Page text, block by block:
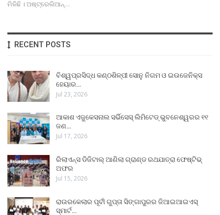
ମିଳିଛି । ଅଷ୍ଟ୍ରେଲିଆନ୍…
RECENT POSTS
ବିଶ୍ୱପ୍ରସିଦ୍ଧ କଣ୍ଠଶିଳ୍ପୀ ସୋନୁ ନିଗମ ଓ ଇଉଜେନିକ୍ସ
ହେୟାର…
Jul 23, 2026
ଆକାଶ ଏଜୁକେସନାଲ ସର୍ଭିସେସ୍ ଲିମିଟେଡ୍ ଭୁବନେଶ୍ୱରର ୧୧
ଜଣ…
Jul 17, 2026
ରିଲାଏନ୍ସ ଡିଜିଟାଲ୍ ଆଣିଲା ଗ୍ରାଣ୍ଡ ରଥଯାତ୍ରା ଫେଷ୍ଟିଭ୍
ଅଫର
Jul 15, 2026
ରାଉରକେଲାର ପୂର୍ବୀ ଗୁପ୍ତା ସିଙ୍ଗାପୁରର ଜିଆଇଆଇଏସ୍
ସ୍ମାର୍ଟ…